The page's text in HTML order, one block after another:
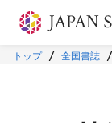
本文に飛ぶ
トップ 全国書誌